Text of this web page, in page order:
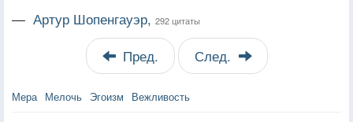
— Артур Шопенгауэр, 292 цитаты
Пред. След.
Мера Мелочь Эгоизм Вежливость